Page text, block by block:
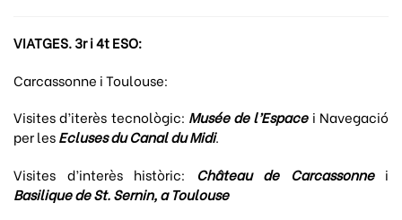
VIATGES. 3r i 4t ESO:
Carcassonne i Toulouse:
Visites d’iterès tecnològic: Musée de l’Espacei Navegació
per lesEcluses du Canal du Midi.
Visites d’interès històric:
Châteaude Carcassonnei
Basilique de St. Sernin, a Toulouse